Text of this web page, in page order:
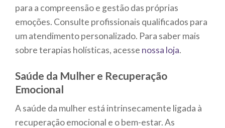
para a compreensão e gestão das próprias
emoções. Consulte profissionais qualificados para
um atendimento personalizado. Para saber mais
sobre terapias holísticas, acesse nossa loja.
Saúde da Mulher e Recuperação
Emocional
A saúde da mulher está intrinsecamente ligada à
recuperação emocional e o bem-estar. As